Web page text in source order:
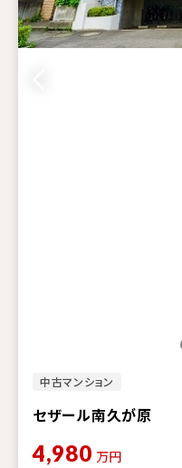
中古マンション
セザール南久が原
4,980 万円